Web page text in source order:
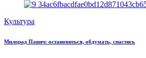
Культура
Милорад Павич: остановиться, обдумать, спастись